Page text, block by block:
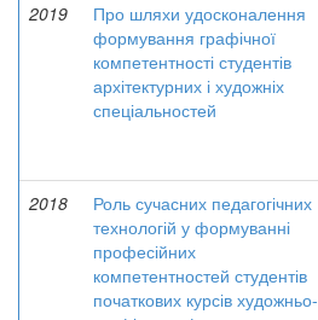
2019
Про шляхи удосконалення
формування графічної
компетентності студентів
архітектурних і художніх
спеціальностей
2018
Роль сучасних педагогічних
технологій у формуванні
професійних
компетентностей студентів
початкових курсів художньо-